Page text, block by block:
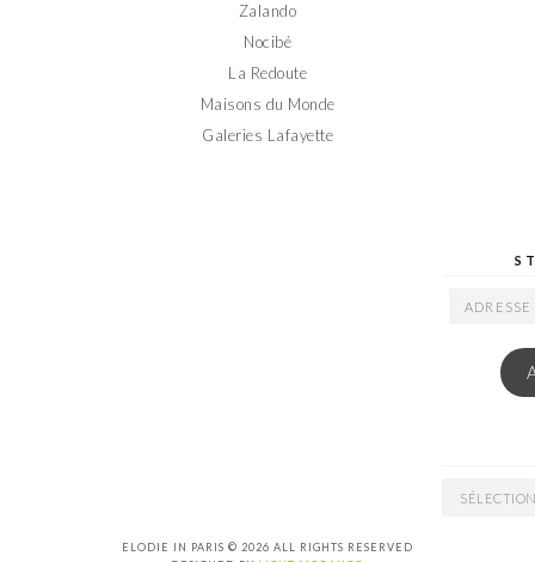
Zalando
Nocibé
La Redoute
Maisons du Monde
Galeries Lafayette
ADRESSE
ARCHIVES
ELODIE IN PARIS © 2026 ALL RIGHTS RESERVED